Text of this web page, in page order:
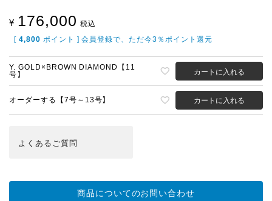
¥ 176,000 税込
[ 4,800 ポイント ] 会員登録で、ただ今3％ポイント還元
Y. GOLD×BROWN DIAMOND【11
号】
カートに入れる
オーダーする【7号～13号】 カートに入れる
よくある ご質問
商品についてのお問い合わせ